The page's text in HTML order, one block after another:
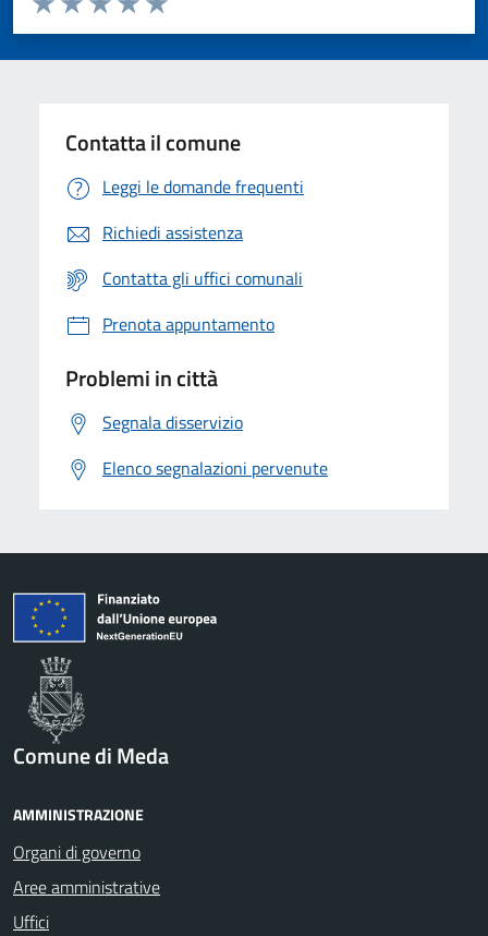
Valuta 5 stelle su 5
Valuta 4 stelle su 5
Valuta 3 stelle su 5
Valuta 2 stelle su 5
Valuta 1 stelle su 5
Contatta il comune
Leggi le domande frequenti
Richiedi assistenza
Contatta gli uffici comunali
Prenota appuntamento
Problemi in città
Segnala disservizio
Elenco segnalazioni pervenute
Comune di Meda
AMMINISTRAZIONE
Organi di governo
Aree amministrative
Uffici